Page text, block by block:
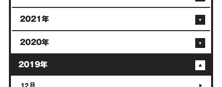
2021年
2020年
2019年
12月